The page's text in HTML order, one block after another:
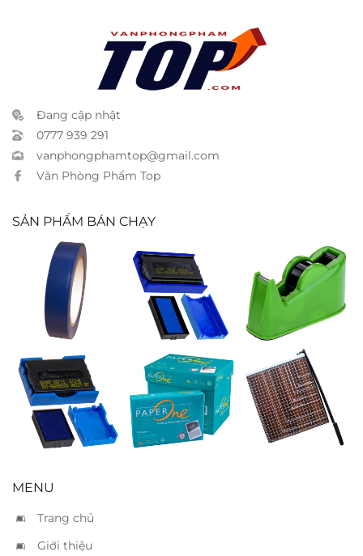
Đang cập nhật
0777 939 291
vanphongphamtop@gmail.com
Văn Phòng Phẩm Top
SẢN PHẨM BÁN CHẠY
Băng keo si
xanh dương
3.6cm
Tampon Shiny
xanh S-400-7
Cắt keo Xukiva
208 – Trung
Tampon Shiny
xanh S-300-7
Giấy PaperOne
A4 70
Bàn cắt giấy A3
MENU
Trang chủ
Giới thiệu